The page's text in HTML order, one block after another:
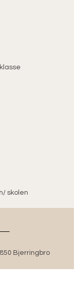
skolen
Bjerringbro